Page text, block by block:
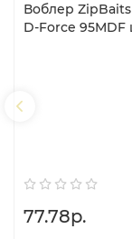
Воблер
D-Force 95MDF
77.78р.